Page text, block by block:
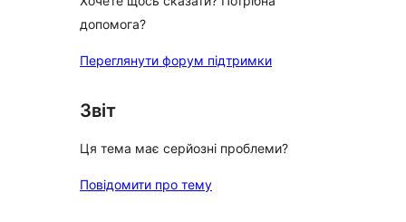
допомога?
Переглянути форум підтримки
Звіт
Ця тема має серйозні проблеми?
Повідомити про тему